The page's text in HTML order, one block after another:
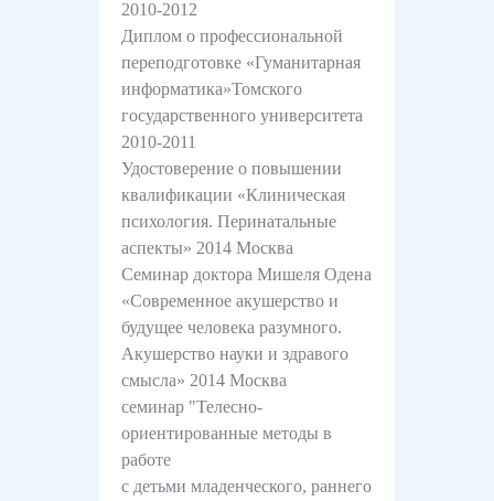
2010-2012
Диплом о профессиональной
переподготовке «Гуманитарная
информатика»Томского
государственного университета
2010-2011
Удостоверение о повышении
квалификации «Клиническая
психология. Перинатальные
аспекты» 2014 Москва
Семинар доктора Мишеля Одена
«Современное акушерство и
будущее человека разумного.
Акушерство науки и здравого
смысла» 2014 Москва
семинар "Телесно-
ориентированные методы в
работе
с детьми младенческого, раннего